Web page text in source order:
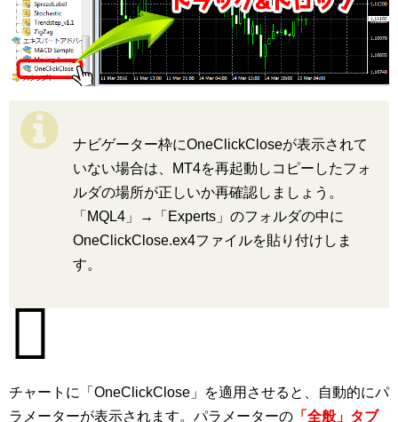
ナビゲーター枠にOneClickCloseが表示されて
いない場合は、MT4を再起動しコピーしたフォ
ルダの場所が正しいか再確認しましょう。
「MQL4」→「Experts」のフォルダの中に
OneClickClose.ex4ファイルを貼り付けしま
す。
チャートに「OneClickClose」を適用させると、自動的にパ
ラメーターが表示されます。パラメーターの 「全般」タブ